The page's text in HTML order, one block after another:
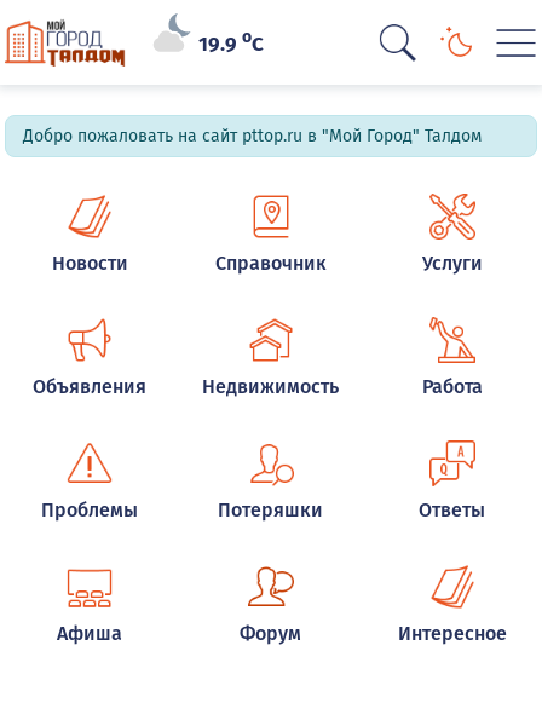
19.9oC
Добро пожаловать на сайт pttop.ru в "Мой Город" Талдом
Новости Справочник Услуги
Объявления Недвижимость Работа
Проблемы Потеряшки Ответы
Афиша Форум Интересное